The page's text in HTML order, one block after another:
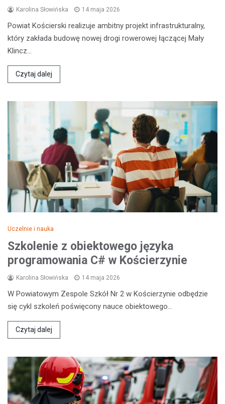
Karolina Słowińska 14 maja 2026
Powiat Kościerski realizuje ambitny projekt infrastrukturalny,
który zakłada budowę nowej drogi rowerowej łączącej Mały
Klincz…
Czytaj dalej
Uczelnie i nauka
Szkolenie z obiektowego języka
programowania C# w Kościerzynie
Karolina Słowińska 14 maja 2026
W Powiatowym Zespole Szkół Nr 2 w Kościerzynie odbędzie
się cykl szkoleń poświęcony nauce obiektowego…
Czytaj dalej